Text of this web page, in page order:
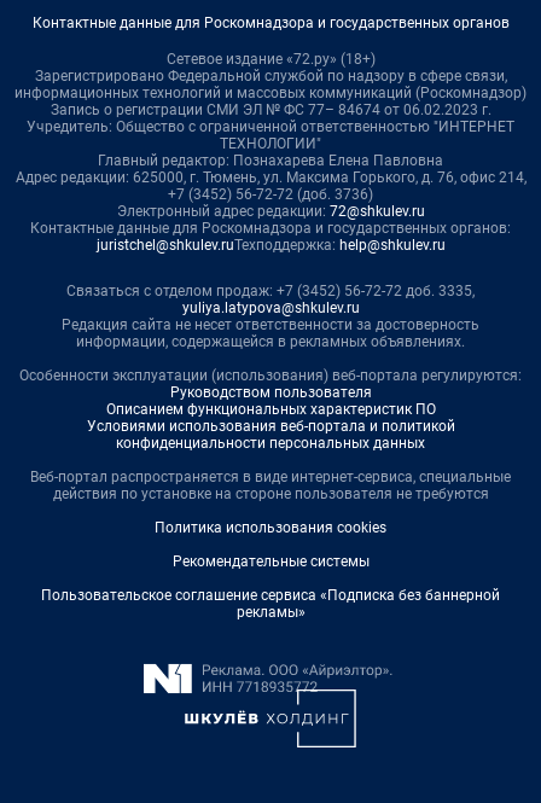
Контактные данные для Роскомнадзора и государственных органов
Сетевое издание «72.ру» (18+)
Зарегистрировано Федеральной службой по надзору в сфере связи,
информационных технологий и массовых коммуникаций (Роскомнадзор)
Запись о регистрации СМИ ЭЛ № ФС 77– 84674 от 06.02.2023 г.
Учредитель: Общество с ограниченной ответственностью "ИНТЕРНЕТ
ТЕХНОЛОГИИ"
Главный редактор: Познахарева Елена Павловна
Адрес редакции: 625000, г. Тюмень, ул. Максима Горького, д. 76, офис 214,
+7 (3452) 56-72-72 (доб. 3736)
Электронный адрес редакции: 72@shkulev.ru
Контактные данные для Роскомнадзора и государственных органов:
juristchel@shkulev.ruТехподдержка: help@shkulev.ru
Связаться с отделом продаж: +7 (3452) 56-72-72 доб. 3335,
yuliya.latypova@shkulev.ru
Редакция сайта не несет ответственности за достоверность
информации, содержащейся в рекламных объявлениях.
Особенности эксплуатации (использования) веб-портала регулируются:
Руководством пользователя
Описанием функциональных характеристик ПО
Условиями использования веб-портала и политикой
конфиденциальности персональных данных
Веб-портал распространяется в виде интернет-сервиса, специальные
действия по установке на стороне пользователя не требуются
Политика использования cookies
Рекомендательные системы
Пользовательское соглашение сервиса «Подписка без баннерной
рекламы»